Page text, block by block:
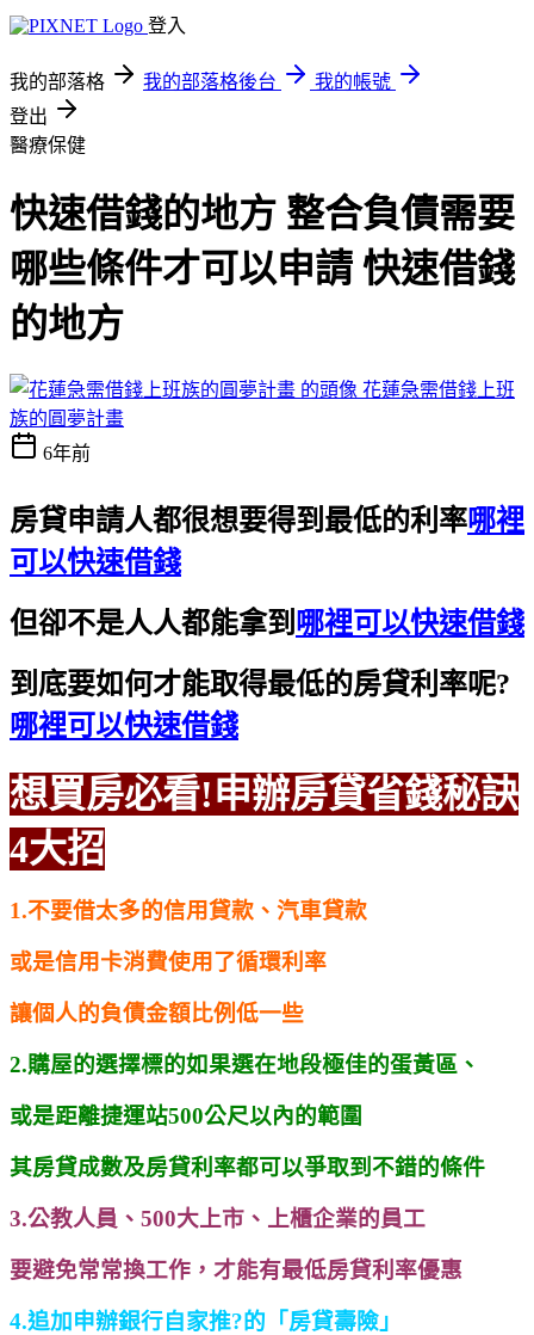
登入
我的部落格 我的部落格後台
我的帳號
登出
醫療保健
快速借錢的地方 整合負債需要
哪些條件才可以申請 快速借錢
的地方
花蓮急需借錢上班
族的圓夢計畫
6年前
房貸申請人都很想要得到最低的利率哪裡
可以快速借錢
但卻不是人人都能拿到 哪裡可以快速借錢
到底要如何才能取得最低的房貸利率呢?
哪裡可以快速借錢
想買房必看!申辦房貸省錢秘訣
4大招
1.不要借太多的信用貸款、汽車貸款
或是信用卡消費使用了循環利率
讓個人的負債金額比例低一些
2.購屋的選擇標的如果選在地段極佳的蛋黃區、
或是距離捷運站500公尺以內的範圍
其房貸成數及房貸利率都可以爭取到不錯的條件
3.公教人員、500大上市、上櫃企業的員工
要避免常常換工作，才能有最低房貸利率優惠
4.追加申辦銀行自家推?的「房貸壽險」